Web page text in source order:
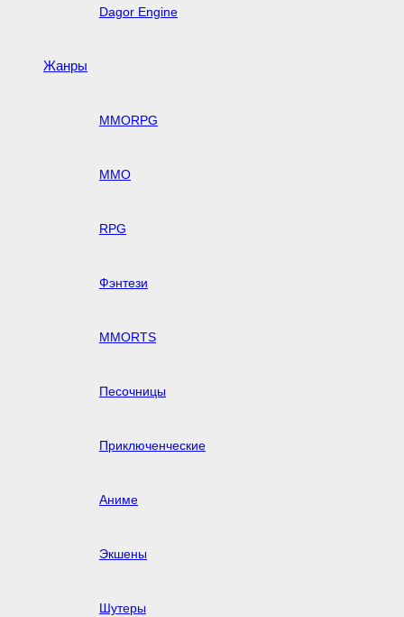
Dagor Engine
Жанры
MMORPG
MMO
RPG
Фэнтези
MMORTS
Песочницы
Приключенческие
Аниме
Экшены
Шутеры